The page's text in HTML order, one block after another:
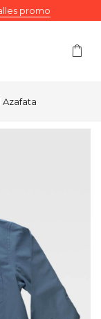
promo
Azafata